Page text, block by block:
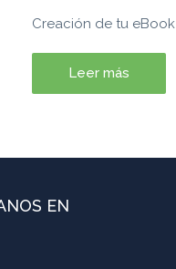
Creación de tu eBook
Leer más
EN